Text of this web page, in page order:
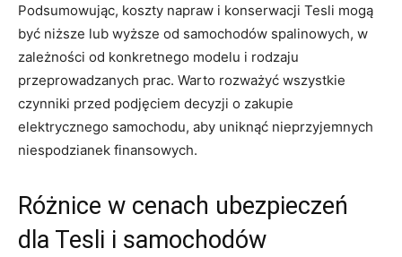
Podsumowując, koszty napraw i konserwacji Tesli mogą
być niższe lub wyższe od ‌samochodów⁣ spalinowych, w
zależności od konkretnego modelu i rodzaju
przeprowadzanych prac. Warto rozważyć wszystkie
czynniki przed podjęciem decyzji o zakupie
elektrycznego samochodu, aby uniknąć nieprzyjemnych
niespodzianek finansowych.
Różnice w cenach ubezpieczeń
dla Tesli i samochodów